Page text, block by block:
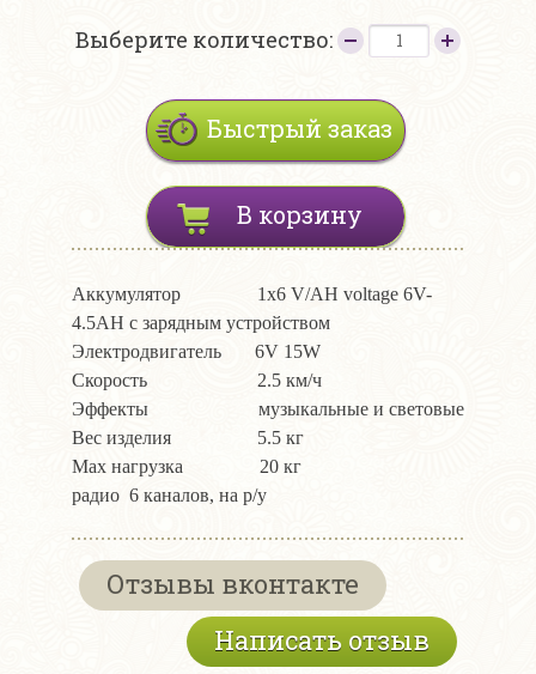
Выберите количество:
Быстрый заказ
В корзину
Аккумулятор 1х6 V/AH voltage 6V-
4.5AH с зарядным устройством
Электродвигатель 6V 15W
Скорость 2.5 км/ч
Эффекты музыкальные и световые
Вес изделия 5.5 кг
Мах нагрузка 20 кг
радио 6 каналов, на р/у
Отзывы вконтакте
Написать отзыв